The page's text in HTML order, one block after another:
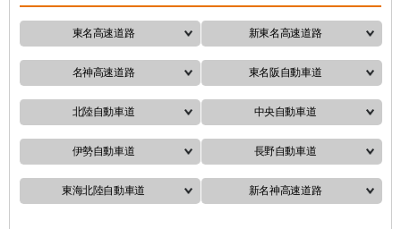
東名高速道路 新東名高速道路
名神高速道路 東名阪自動車道
北陸自動車道 中央自動車道
伊勢自動車道 長野自動車道
東海北陸自動車道 新名神高速道路